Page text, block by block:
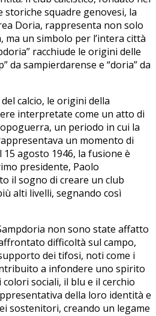
‍storiche squadre ⁤genovesi, la
Doria, rappresenta non solo
ma ‌un⁢ simbolo per l’intera città
racchiude le origini ⁢delle
da ⁣sampierdarense e “doria” da
calcio, le origini della
⁢interpretate come un atto di
un periodo ‌in cui la
⁢un momento di
agosto 1946, la ​fusione è
presidente, Paolo
il sogno di creare un club
alti livelli, segnando così
non sono state affatto
difficoltà sul campo,
dei tifosi, noti come i
a infondere uno spirito
sociali, il blu e il cerchio
della loro identità e
sostenitori, creando un legame